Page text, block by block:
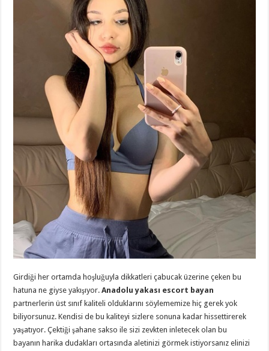
Girdiği her ortamda hoşluğuyla dikkatleri çabucak üzerine çeken bu
hatuna ne giyse yakışıyor.Anadolu yakası escort bayan
partnerlerin üst sınıf kaliteli olduklarını söylememize hiç gerek yok
biliyorsunuz. Kendisi de bu kaliteyi sizlere sonuna kadar hissettirerek
yaşatıyor. Çektiği şahane sakso ile sizi zevkten inletecek olan bu
bayanın harika dudakları ortasında aletinizi görmek istiyorsanız elinizi